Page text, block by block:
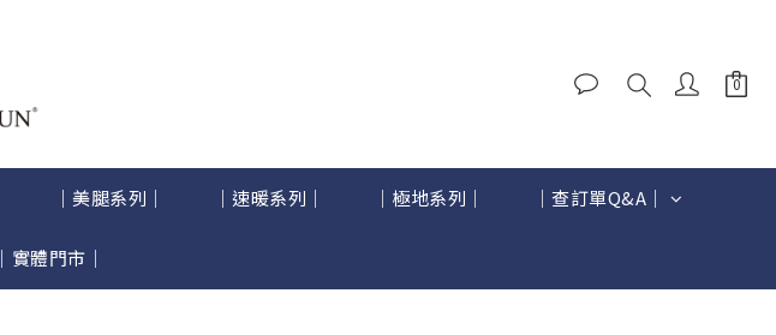
｜美腿系列｜ ｜速暖系列｜ ｜極地系列｜ ｜查訂單Q&A｜
｜實體門市｜